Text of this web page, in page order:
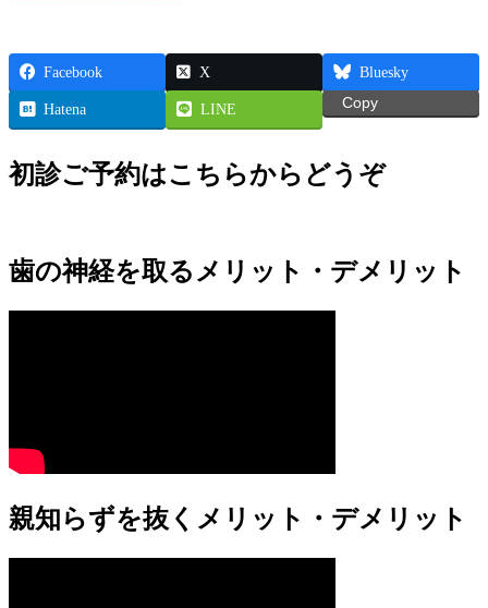
Facebook X Bluesky
Hatena LINE Copy
初診ご予約はこちらからどうぞ
歯の神経を取るメリット・デメリット
親知らずを抜くメリット・デメリット